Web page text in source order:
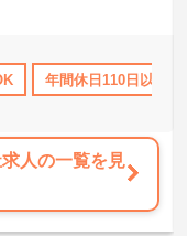
り 社会保険完備
年間休日110日以上
人の一覧を見